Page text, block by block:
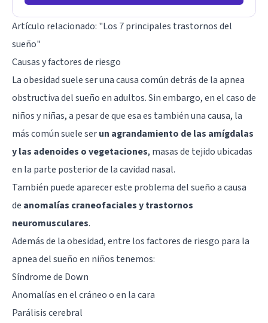
Artículo relacionado: "Los 7 principales trastornos del
sueño"
Causas y factores de riesgo
La obesidad suele ser una causa común detrás de la apnea
obstructiva del sueño en adultos. Sin embargo, en el caso de
niños y niñas, a pesar de que esa es también una causa, la
más común suele serun agrandamiento de las amígdalas
y las adenoides o vegetaciones, masas de tejido ubicadas
en la parte posterior de la cavidad nasal.
También puede aparecer este problema del sueño a causa
de anomalías craneofaciales y trastornos
neuromusculares.
Además de la obesidad, entre los factores de riesgo para la
apnea del sueño en niños tenemos:
Síndrome de Down
Anomalías en el cráneo o en la cara
Parálisis cerebral